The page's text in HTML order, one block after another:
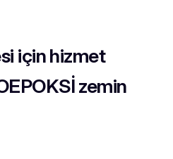
için hizmet
zemin